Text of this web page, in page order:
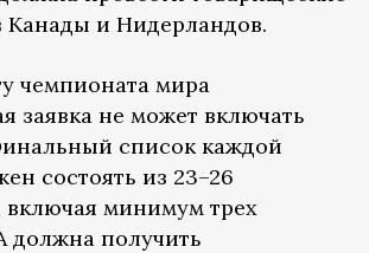
Канады и Нидерландов.
чемпионата мира
заявка не может включать
список каждой
состоять из 23–26
включая минимум трех
должна получить